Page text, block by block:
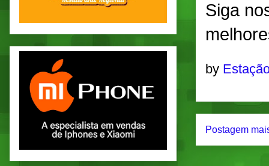
Siga
by
Postagem